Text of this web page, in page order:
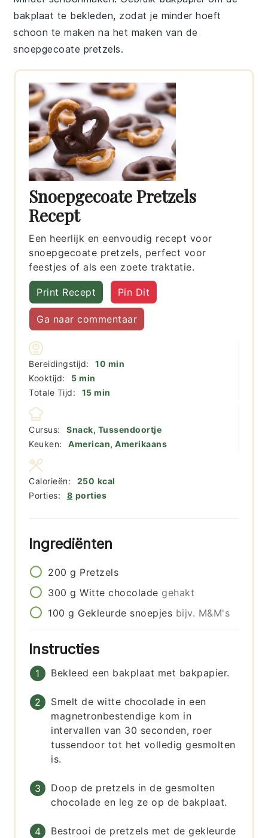
bakplaat te bekleden, zodat je minder hoeft
schoon te maken na het maken van de
snoepgecoate pretzels.
Snoepgecoate Pretzels
Recept
Een heerlijk en eenvoudig recept voor
snoepgecoate pretzels, perfect voor
feestjes of als een zoete traktatie.
Print Recept Pin Dit
Ga naar commentaar
Bereidingstijd: 10 minuten
min
Kooktijd:
5minuten
min
Totale Tijd:
15minuten
min
Cursus:
Snack, Tussendoortje
Keuken:
American, Amerikaans
Porties: 8 porties
Calorieën: 250 kcal
Ingrediënten
200 g Pretzels
300 g Witte chocolade gehakt
100 g Gekleurde snoepjes bijv. M&M's
Instructies
Bekleed een bakplaat met bakpapier.
Smelt de witte chocolade in een
magnetronbestendige kom in
intervallen van 30 seconden, roer
tussendoor tot het volledig gesmolten
is.
Doop de pretzels in de gesmolten
chocolade en leg ze op de bakplaat.
Bestrooi de pretzels met de gekleurde